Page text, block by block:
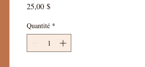
25,00 $Prix
Quantité *